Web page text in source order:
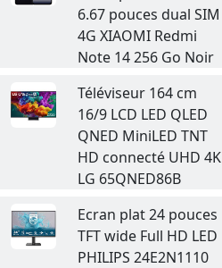
6.67 pouces dual SIM
4G XIAOMI Redmi
Note 14 256 Go Noir
Téléviseur 164 cm
16/9 LCD LED QLED
QNED MiniLED TNT
HD connecté UHD 4K
LG 65QNED86B
Ecran plat 24 pouces
TFT wide Full HD LED
PHILIPS 24E2N1110